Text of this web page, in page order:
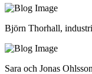
Björn Thorhall,
Sara och Jonas